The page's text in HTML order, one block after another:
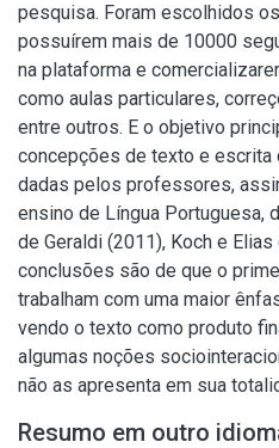
pesquisa. Foram escolhidos
possuírem mais de 10000
na plataforma e
como aulas particulares,
entre outros. E o objetivo
concepções de texto e escrita
dadas pelos professores,
ensino de Língua Portuguesa,
de Geraldi (2011), Koch e
conclusões são de que o
trabalham com uma maior
vendo o texto como produto
algumas noções
não as apresenta em sua
Resumo em outro